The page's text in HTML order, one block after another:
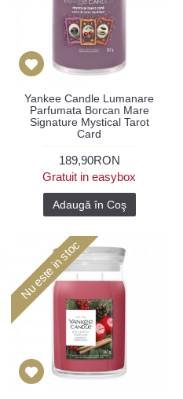
Yankee Candle Lumanare
Parfumata Borcan Mare
Signature Mystical Tarot
Card
189,90RON
Gratuit in easybox
Adaugă în Coş
Nu este in stoc